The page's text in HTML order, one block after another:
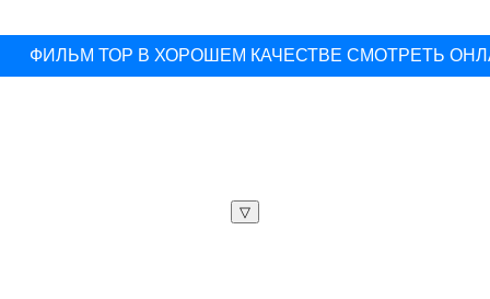
ФИЛЬМ ТОР В ХОРОШЕМ КАЧЕСТВЕ СМОТРЕТЬ
▽